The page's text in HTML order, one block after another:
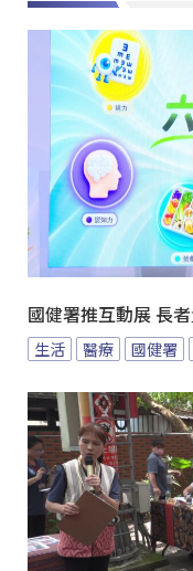
國健署推互動展 長
生活 醫療 國健署